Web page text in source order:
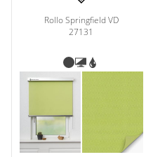
Rollo Springfield VD
27131